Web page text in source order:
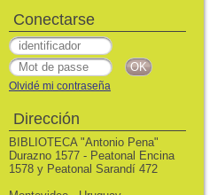
Conectarse
Olvidé mi contraseña
Dirección
BIBLIOTECA "Antonio Pena"
Durazno 1577 - Peatonal Encina
1578 y Peatonal Sarandí 472